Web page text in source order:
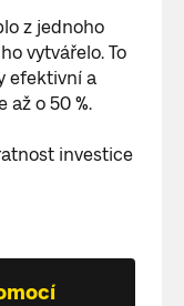
z jednoho
vytvářelo. To
efektivní a
až o 50 %.
investice